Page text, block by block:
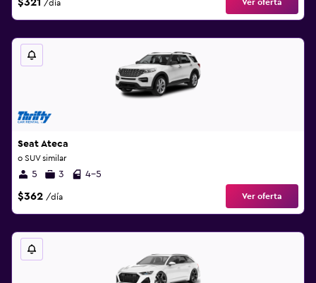
/día Ver oferta
Seat Ateca
o SUV similar
5 3 4-5
$362 /día Ver oferta